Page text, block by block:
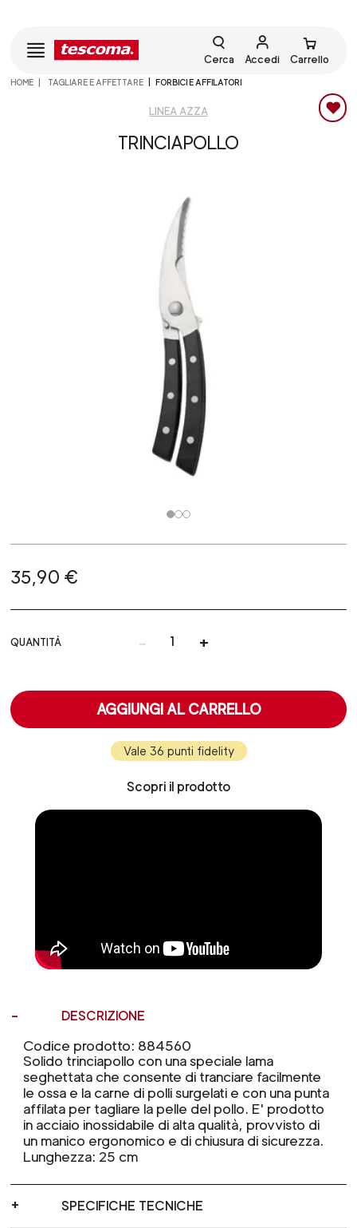
Cerca Accedi Carrello
HOME TAGLIARE E AFFETTARE FORBICI E AFFILATORI
LINEA AZZA
TRINCIAPOLLO
35,90 €
QUANTITÀ - +
AGGIUNGI AL CARRELLO
Vale 36 punti fidelity
Scopri il prodotto
DESCRIZIONE
Codice prodotto: 884560
Solido trinciapollo con una speciale lama
seghettata che consente di tranciare facilmente
le ossa e la carne di polli surgelati e con una punta
affilata per tagliare la pelle del pollo. E' prodotto
in acciaio inossidabile di alta qualità, provvisto di
un manico ergonomico e di chiusura di sicurezza.
Lunghezza: 25 cm
SPECIFICHE TECNICHE